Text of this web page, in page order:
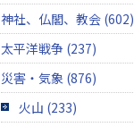
神社、仏閣、教会 (602)
太平洋戦争 (237)
災害・気象 (876)
火山 (233)